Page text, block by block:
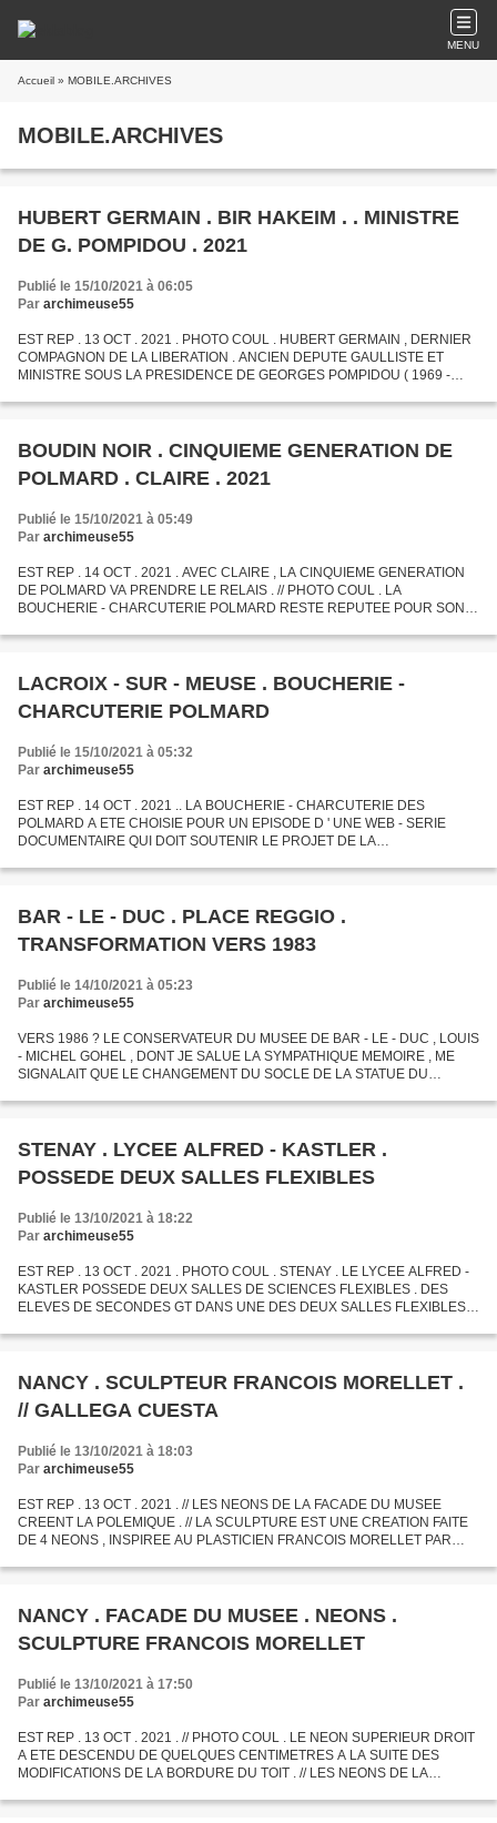
MENU
Accueil » MOBILE.ARCHIVES
MOBILE.ARCHIVES
HUBERT GERMAIN . BIR HAKEIM . . MINISTRE
DE G. POMPIDOU . 2021
Publié le 15/10/2021 à 06:05
Par archimeuse55
EST REP . 13 OCT . 2021 . PHOTO COUL . HUBERT GERMAIN , DERNIER
COMPAGNON DE LA LIBERATION . ANCIEN DEPUTE GAULLISTE ET
MINISTRE SOUS LA PRESIDENCE DE GEORGES POMPIDOU ( 1969 -
ANNIVERSAIRE . FILS D...
BOUDIN NOIR . CINQUIEME GENERATION DE
POLMARD . CLAIRE . 2021
Publié le 15/10/2021 à 05:49
Par archimeuse55
EST REP . 14 OCT . 2021 . AVEC CLAIRE , LA CINQUIEME GENERATION
DE POLMARD VA PRENDRE LE RELAIS . // PHOTO COUL . LA
BOUCHERIE - CHARCUTERIE POLMARD RESTE REPUTEE POUR SON
LACROIX - SUR - MEUSE . BOUCHERIE -
CHARCUTERIE POLMARD
Publié le 15/10/2021 à 05:32
Par archimeuse55
EST REP . 14 OCT . 2021 .. LA BOUCHERIE - CHARCUTERIE DES
POLMARD A ETE CHOISIE POUR UN EPISODE D ' UNE WEB - SERIE
DOCUMENTAIRE QUI DOIT SOUTENIR LE PROJET DE LA
RENCONTRER L ' ART DE LA DECOUPE DE LA...
BAR - LE - DUC . PLACE REGGIO .
TRANSFORMATION VERS 1983
Publié le 14/10/2021 à 05:23
Par archimeuse55
VERS 1986 ? LE CONSERVATEUR DU MUSEE DE BAR - LE - DUC , LOUIS
- MICHEL GOHEL , DONT JE SALUE LA SYMPATHIQUE MEMOIRE , ME
SIGNALAIT QUE LE CHANGEMENT DU SOCLE DE LA STATUE DU
DANS UN COIN DE LA PLACE...
STENAY . LYCEE ALFRED - KASTLER .
POSSEDE DEUX SALLES FLEXIBLES
Publié le 13/10/2021 à 18:22
Par archimeuse55
EST REP . 13 OCT . 2021 . PHOTO COUL . STENAY . LE LYCEE ALFRED -
KASTLER POSSEDE DEUX SALLES DE SCIENCES FLEXIBLES . DES
ELEVES DE SECONDES GT DANS UNE DES DEUX SALLES FLEXIBLES .
DES METIERS...
NANCY . SCULPTEUR FRANCOIS MORELLET .
// GALLEGA CUESTA
Publié le 13/10/2021 à 18:03
Par archimeuse55
EST REP . 13 OCT . 2021 . // LES NEONS DE LA FACADE DU MUSEE
CREENT LA POLEMIQUE . // LA SCULPTURE EST UNE CREATION FAITE
DE 4 NEONS , INSPIREE AU PLASTICIEN FRANCOIS MORELLET PAR
PROCHE . DES TRAVAUX...
NANCY . FACADE DU MUSEE . NEONS .
SCULPTURE FRANCOIS MORELLET
Publié le 13/10/2021 à 17:50
Par archimeuse55
EST REP . 13 OCT . 2021 . // PHOTO COUL . LE NEON SUPERIEUR DROIT
A ETE DESCENDU DE QUELQUES CENTIMETRES A LA SUITE DES
MODIFICATIONS DE LA BORDURE DU TOIT . // LES NEONS DE LA
FRANCOIS MORELLET ,...